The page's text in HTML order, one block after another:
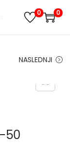
0 0
NASLEDNJI
50